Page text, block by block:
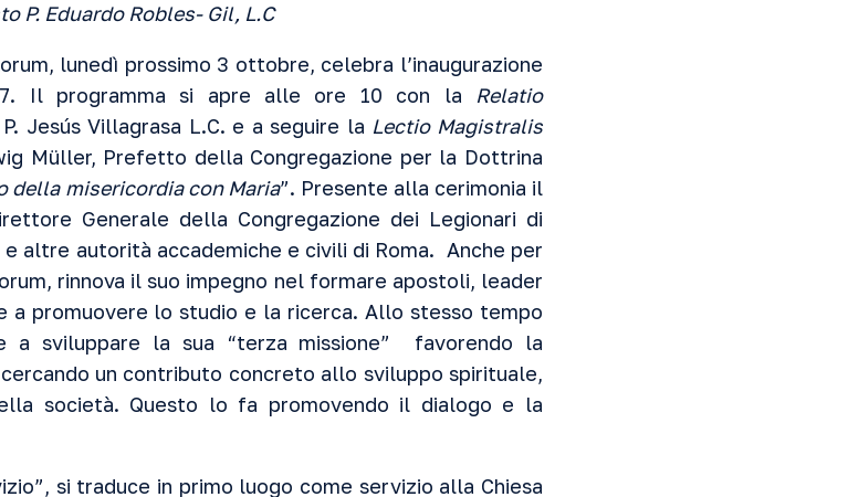
P. Eduardo Robles- Gil, L.C
lunedì prossimo 3 ottobre, celebra l’inaugurazione
Il programma si apre alle ore 10 con la Relatio
Jesús Villagrasa L.C. e a seguire la Lectio Magistralis
Müller, Prefetto della Congregazione per la Dottrina
della misericordia con Maria”. Presente alla cerimonia il
Generale della Congregazione dei Legionari di
e altre autorità accademiche e civili di Roma. Anche per
rinnova il suo impegno nel formare apostoli, leader
promuovere lo studio e la ricerca. Allo stesso tempo
a sviluppare la sua “terza missione” favorendo la
un contributo concreto allo sviluppo spirituale,
società. Questo lo fa promovendo il dialogo e la
si traduce in primo luogo come servizio alla Chiesa